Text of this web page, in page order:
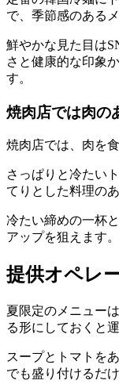
で、季節感のある
鮮やかな見た目は
さと健康的な印象
す。
焼肉店では肉の
焼肉店では、肉を
さっぱりと冷たい
てりとした料理の
冷たい締めの一杯
アップを狙えます。
提供オペレ
夏限定のメニュー
る形にしておくと
スープとトマトを
でも盛り付けるだ